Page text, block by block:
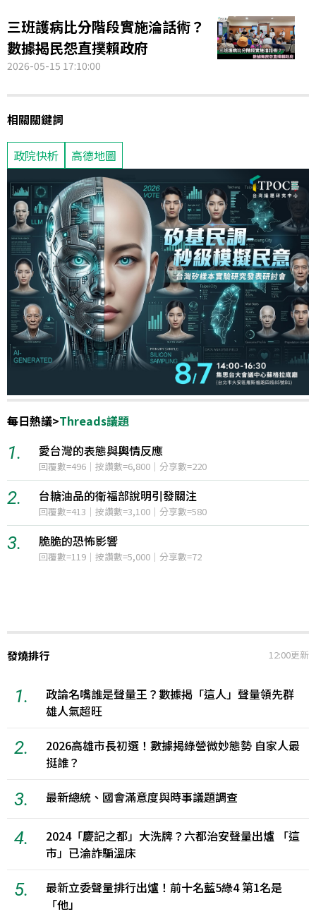
三班護病比分階段實施淪話術？
數據揭民怨直撲賴政府
2026-05-15 17:10:00
相關關鍵詞
政院快析 高德地圖
每日熱議>Threads議題
1. 愛台灣的表態與輿情反應
回覆數=496｜按讚數=6,800｜分享數=220
2. 台糖油品的衛福部說明引發關注
回覆數=413｜按讚數=3,100｜分享數=580
3. 脆脆的恐怖影響
回覆數=119｜按讚數=5,000｜分享數=72
發燒排行 12:00更新
1.
政論名嘴誰是聲量王？數據揭「這人」聲量領先群
雄人氣超旺
2.
2026高雄市長初選！數據揭綠營微妙態勢 自家人最
挺誰？
3. 最新總統、國會滿意度與時事議題調查
4.
2024「慶記之都」大洗牌？六都治安聲量出爐 「這
市」已淪詐騙溫床
5.
最新立委聲量排行出爐！前十名藍5綠4 第1名是
「他」